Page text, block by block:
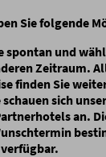
Sie folgende
spontan und
Zeitraum.
finden Sie
schauen sich
an.